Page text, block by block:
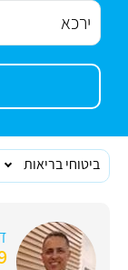
ביטוחי בריאות